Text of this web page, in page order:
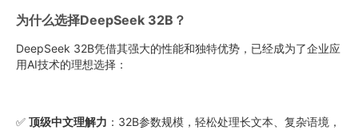
为什么选择DeepSeek 32B？
DeepSeek 32B凭借其强大的性能和独特优势，已经成为了企业应
用AI技术的理想选择：
✅ 顶级中文理解力 ：32B参数规模，轻松处理长文本、复杂语境，